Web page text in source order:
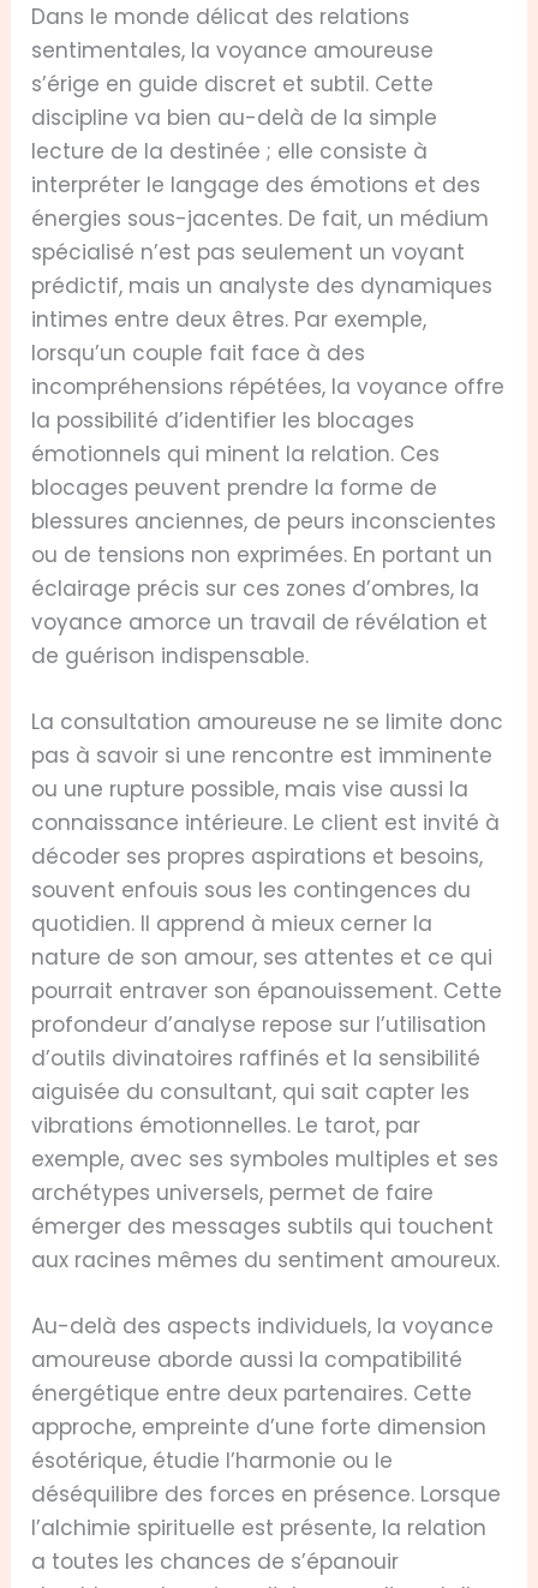
Dans le monde délicat des relations
sentimentales, la voyance amoureuse
s’érige en guide discret et subtil. Cette
discipline va bien au-delà de la simple
lecture de la destinée ; elle consiste à
interpréter le langage des émotions et des
énergies sous-jacentes. De fait, un médium
spécialisé n’est pas seulement un voyant
prédictif, mais un analyste des dynamiques
intimes entre deux êtres. Par exemple,
lorsqu’un couple fait face à des
incompréhensions répétées, la voyance offre
la possibilité d’identifier les blocages
émotionnels qui minent la relation. Ces
blocages peuvent prendre la forme de
blessures anciennes, de peurs inconscientes
ou de tensions non exprimées. En portant un
éclairage précis sur ces zones d’ombres, la
voyance amorce un travail de révélation et
de guérison indispensable.
La consultation amoureuse ne se limite donc
pas à savoir si une rencontre est imminente
ou une rupture possible, mais vise aussi la
connaissance intérieure. Le client est invité à
décoder ses propres aspirations et besoins,
souvent enfouis sous les contingences du
quotidien. Il apprend à mieux cerner la
nature de son amour, ses attentes et ce qui
pourrait entraver son épanouissement. Cette
profondeur d’analyse repose sur l’utilisation
d’outils divinatoires raffinés et la sensibilité
aiguisée du consultant, qui sait capter les
vibrations émotionnelles. Le tarot, par
exemple, avec ses symboles multiples et ses
archétypes universels, permet de faire
émerger des messages subtils qui touchent
aux racines mêmes du sentiment amoureux.
Au-delà des aspects individuels, la voyance
amoureuse aborde aussi la compatibilité
énergétique entre deux partenaires. Cette
approche, empreinte d’une forte dimension
ésotérique, étudie l’harmonie ou le
déséquilibre des forces en présence. Lorsque
l’alchimie spirituelle est présente, la relation
a toutes les chances de s’épanouir